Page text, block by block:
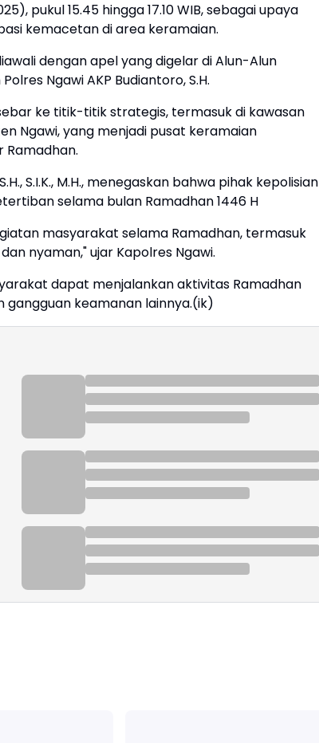
pukul 15.45 hingga 17.10 WIB, sebagai upaya
kemacetan di area keramaian.
dengan apel yang digelar di Alun-Alun
Ngawi AKP Budiantoro, S.H.
ke titik-titik strategis, termasuk di kawasan
Ngawi, yang menjadi pusat keramaian
S.I.K., M.H., menegaskan bahwa pihak kepolisian
selama bulan Ramadhan 1446 H
masyarakat selama Ramadhan, termasuk
nyaman," ujar Kapolres Ngawi.
dapat menjalankan aktivitas Ramadhan
keamanan lainnya.(ik)